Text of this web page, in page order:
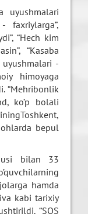
uyushmalari
faxriylarga”,
“Hech kim
“Kasaba
uyushmalari -
himoyaga
“Mehribonlik
ko’p bolali
bepul
bilan 33
hamda
kabi tarixiy
“SOS